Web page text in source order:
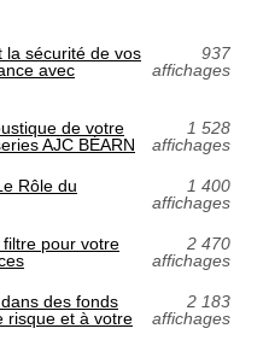
la sécurité de vos
avec
937
affichages
de votre
AJC BÉARN
1 528
affichages
Rôle du
1 400
affichages
pour votre
2 470
affichages
des fonds
risque et à votre
2 183
affichages